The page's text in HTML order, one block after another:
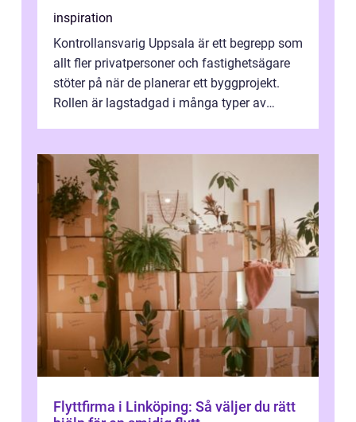
inspiration
Kontrollansvarig Uppsala är ett begrepp som
allt fler privatpersoner och fastighetsägare
stöter på när de planerar ett byggprojekt.
Rollen är lagstadgad i många typer av
Flyttfirma i Linköping: Så väljer du rätt